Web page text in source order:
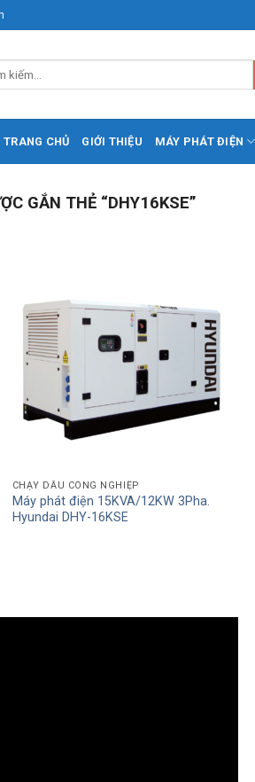
TRANG CHỦ GIỚI THIỆU MÁY PHÁT ĐIỆN
GẮN THẺ “DHY16KSE”
Wishlist
CHẠY DẦU CÔNG NGHIỆP
Máy phát điện 15KVA/12KW 3Pha.
Hyundai DHY-16KSE